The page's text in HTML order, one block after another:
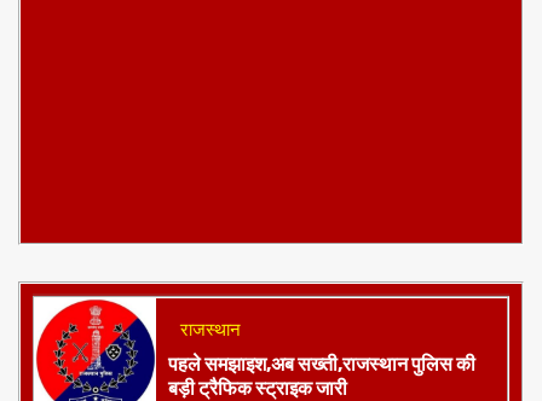
राजस्थान
पहले समझाइश,अब सख्ती,राजस्थान पुलिस की
बड़ी ट्रैफिक स्ट्राइक जारी